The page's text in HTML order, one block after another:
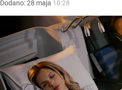
Dodano:28 maja 10:28